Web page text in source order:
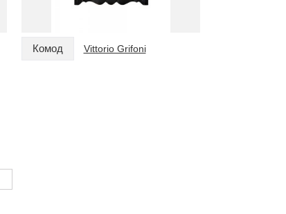
Комод Vittorio Grifoni